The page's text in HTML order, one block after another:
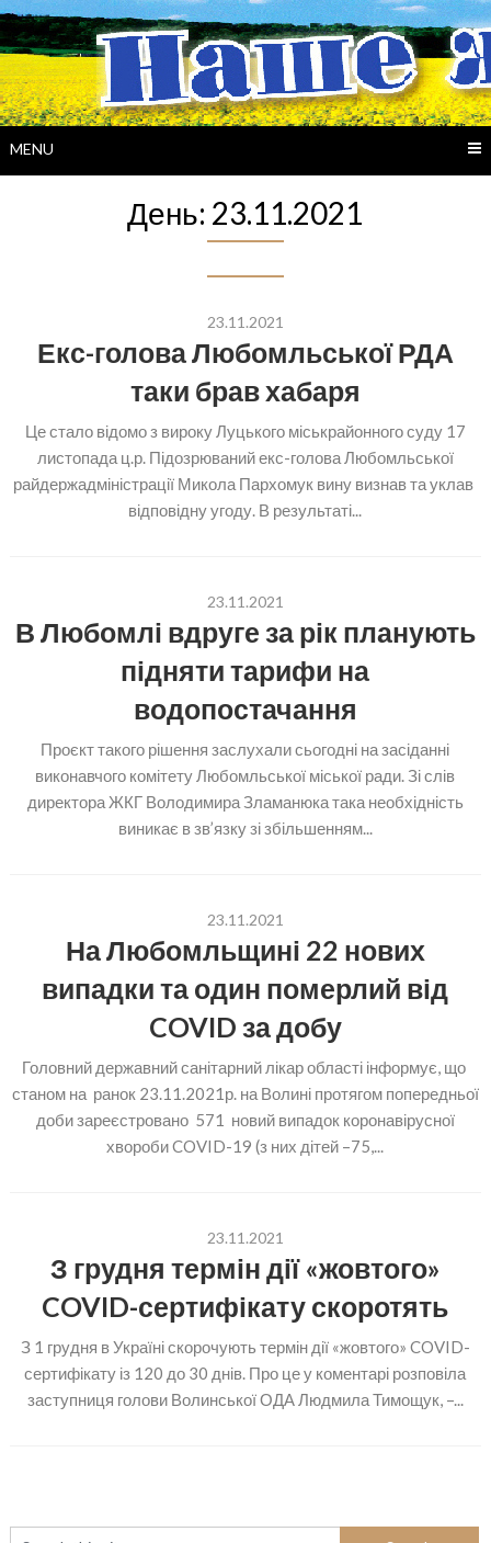
Skip
to
content
MENU
День: 23.11.2021
23.11.2021
Екс-голова Любомльської РДА
таки брав хабаря
Це стало відомо з вироку Луцького міськрайонного суду 17
листопада ц.р. Підозрюваний екс-голова Любомльської
райдержадміністрації Микола Пархомук вину визнав та уклав
відповідну угоду. В результаті...
23.11.2021
В Любомлі вдруге за рік планують
підняти тарифи на
водопостачання
Проєкт такого рішення заслухали сьогодні на засіданні
виконавчого комітету Любомльської міської ради. Зі слів
директора ЖКГ Володимира Зламанюка така необхідність
виникає в зв’язку зі збільшенням...
23.11.2021
На Любомльщині 22 нових
випадки та один померлий від
COVID за добу
Головний державний санітарний лікар області інформує, що
станом на ранок 23.11.2021р. на Волині протягом попередньої
доби зареєстровано 571 новий випадок коронавірусної
хвороби COVID-19 (з них дітей –75,...
23.11.2021
З грудня термін дії «жовтого»
COVID-сертифікату скоротять
З 1 грудня в Україні скорочують термін дії «жовтого» COVID-
сертифікату із 120 до 30 днів. Про це у коментарі розповіла
заступниця голови Волинської ОДА Людмила Тимощук, –...